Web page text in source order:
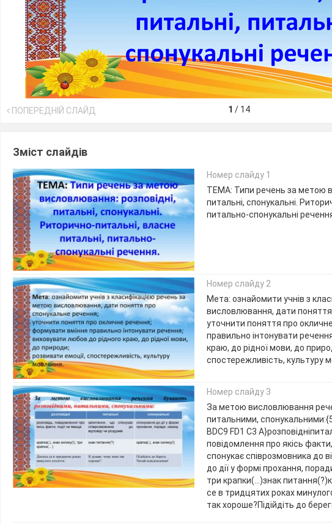
ПОПЕРЕДНІЙ СЛАЙД 1 / 14
Зміст слайдів
Номер слайду 1
ТЕМА: Типи речень за метою
питальні, спонукальні.
питально-спонукальні
Номер слайду 2
Мета: ознайомити учнів з
висловлювання, дати
уточнити поняття про
правильно інтонувати
краю, до рідної мови, до
спостережливість, культуру
Номер слайду 3
За метою висловлювання
питальними,
BDC9 FD1 C3
повідомлення про якісь
спонукає співрозмовника до
до дії у формі прохання,
три крапки(…)знак
се в тридцятих роках
так хороше?Підійдіть до